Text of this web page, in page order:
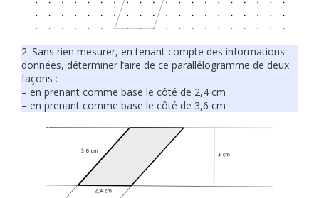
2. Sans rien mesurer, en tenant compte des informations
données, déterminer l’aire de ce parallélogramme de deux
façons :
– en prenant comme base le côté de 2,4 cm
– en prenant comme base le côté de 3,6 cm